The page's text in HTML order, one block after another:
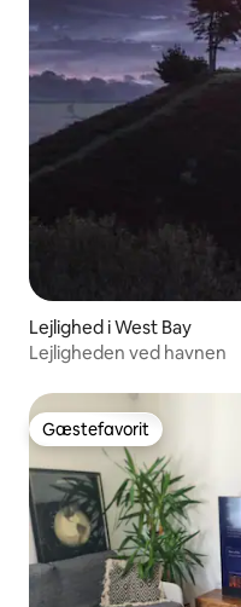
Lejlighed i West Bay
Lejligheden ved havnen
Gæstefavorit
Gæstefavorit